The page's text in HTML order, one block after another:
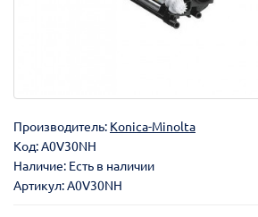
Производитель: Konica-Minolta
Код:A0V30NH
Наличие: Есть в наличии
Артикул: A0V30NH